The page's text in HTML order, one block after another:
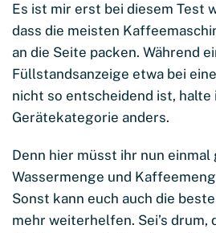
Es ist mir erst bei diesem Test
dass die meisten
an die Seite packen. Während
Füllstandsanzeige etwa bei
nicht so entscheidend ist, halte
Gerätekategorie anders.
Denn hier müsst ihr nun einmal
Wassermenge und
Sonst kann euch auch die
mehr weiterhelfen. Sei’s drum,